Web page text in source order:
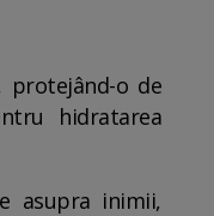
protejând-o de
hidratarea
asupra inimii,